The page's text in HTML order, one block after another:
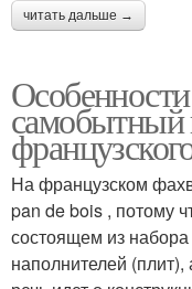
читать дальше →
Особенности
самобытный
На французском
pan de bois , потому
состоящем из
наполнителей